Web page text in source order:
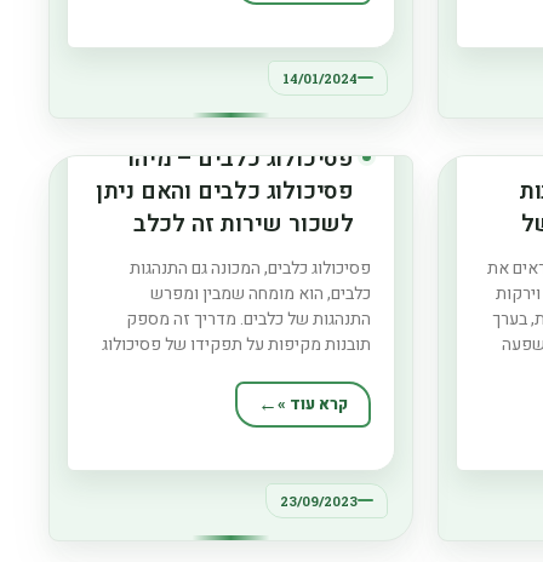
מומחה, מדריך זה
14/01/2024
את
בערך
זה
פסיכולוג כלבים – מיהו
פסיכולוג כלבים והאם ניתן
לשכור שירות זה לכלב
בפנסיון?
פסיכולוג כלבים, המכונה גם התנהגות
כלבים, הוא מומחה שמבין ומפרש
התנהגות של כלבים. מדריך זה מספק
תובנות מקיפות על תפקידו של פסיכולוג
במיוחד עבור כלבים בפנסיון. הוא גם בוחן
את השאלה האם כלב בפנסיון יכול להפיק
ומה הם עושים?
קרא עוד »
23/09/2023